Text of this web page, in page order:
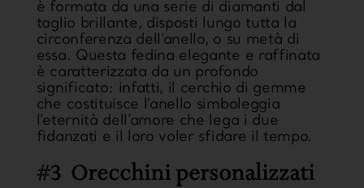
è formata da una serie di diamanti dal
taglio brillante, disposti lungo tutta la
circonferenza dell’anello, o su metà di
essa. Questa fedina elegante e raffinata
è caratterizzata da un profondo
significato: infatti, il cerchio di gemme
che costituisce l’anello simboleggia
l’eternità dell’amore che lega i due
fidanzati e il loro voler sfidare il tempo.
#3 Orecchini personalizzati